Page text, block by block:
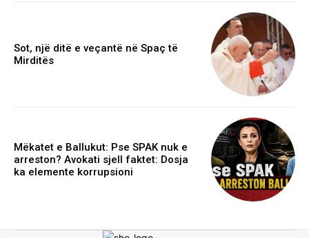
Sot, një ditë e veçantë në Spaç të
Mirditës
Mëkatet e Ballukut: Pse SPAK nuk e
arreston? Avokati sjell faktet: Dosja
ka elemente korrupsioni